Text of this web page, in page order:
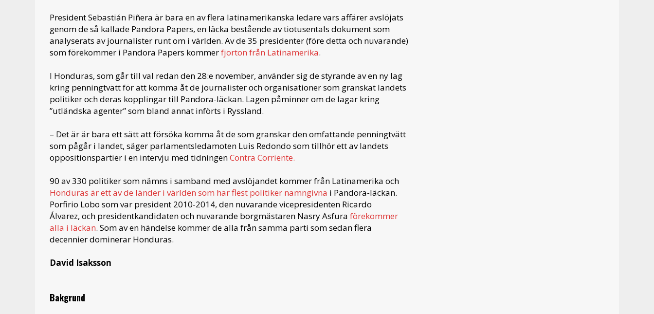
President Sebastián Piñera är bara en av flera latinamerikanska ledare vars affärer avslöjats
genom de så kallade Pandora Papers, en läcka bestående av tiotusentals dokument som
analyserats av journalister runt om i världen. Av de 35 presidenter (före detta och nuvarande)
som förekommer i Pandora Papers kommerfjorton från Latinamerika.
I Honduras, som går till val redan den 28:e november, använder sig de styrande av en ny lag
kring penningtvätt för att komma åt de journalister och organisationer som granskat landets
politiker och deras kopplingar till Pandora-läckan. Lagen påminner om de lagar kring
”utländska agenter” som bland annat införts i Ryssland.
– Det är är bara ett sätt att försöka komma åt de som granskar den omfattande penningtvätt
som pågår i landet, säger parlamentsledamoten Luis Redondo som tillhör ett av landets
oppositionspartier i en intervju med tidningenContra Corriente.
90 av 330 politiker som nämns i samband med avslöjandet kommer från Latinamerika och
Honduras är ett av de länder i världen som har flest politiker namngivna i Pandora-läckan.
Porfirio Lobo som var president 2010-2014, den nuvarande vicepresidenten Ricardo
Álvarez, och presidentkandidaten och nuvarande borgmästaren Nasry Asfura förekommer
alla i läckan. Som av en händelse kommer de alla från samma parti som sedan flera
decennier dominerar Honduras.
David Isaksson
Bakgrund